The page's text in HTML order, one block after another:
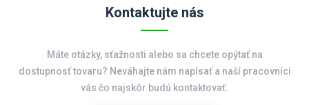
Kontaktujte nás
Máte otázky, sťažnosti alebo sa chcete opýtať na
dostupnosť tovaru? Neváhajte nám napísať a naší pracovníci
vás čo najskôr budú kontaktovať.